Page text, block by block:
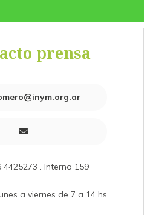
prensa
4425273 . Interno 159
a viernes de 7 a 14 hs